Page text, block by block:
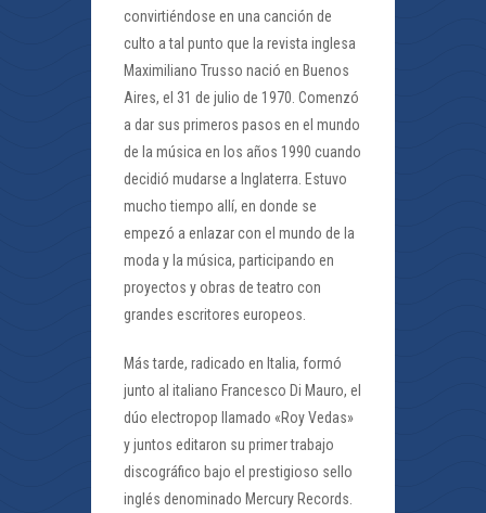
convirtiéndose en una canción de
culto a tal punto que la revista inglesa
Maximiliano Trusso nació en Buenos
Aires, el 31 de julio de 1970. Comenzó
a dar sus primeros pasos en el mundo
de la música en los años 1990 cuando
decidió mudarse a Inglaterra. Estuvo
mucho tiempo allí, en donde se
empezó a enlazar con el mundo de la
moda y la música, participando en
proyectos y obras de teatro con
grandes escritores europeos.
Más tarde, radicado en Italia, formó
junto al italiano Francesco Di Mauro, el
dúo electropop llamado «Roy Vedas»
y juntos editaron su primer trabajo
discográfico bajo el prestigioso sello
inglés denominado Mercury Records.